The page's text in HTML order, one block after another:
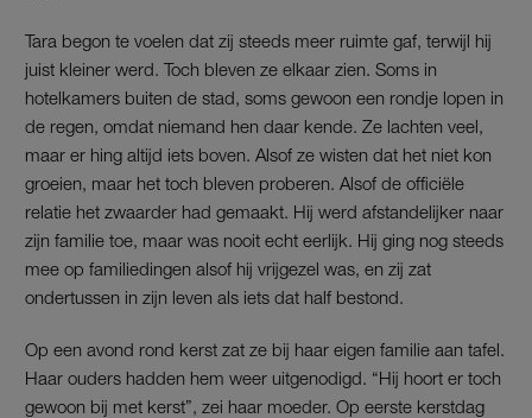
Tara begon te voelen dat zij steeds meer ruimte gaf, terwijl hij
juist kleiner werd. Toch bleven ze elkaar zien. Soms in
hotelkamers buiten de stad, soms gewoon een rondje lopen in
de regen, omdat niemand hen daar kende. Ze lachten veel,
maar er hing altijd iets boven. Alsof ze wisten dat het niet kon
groeien, maar het toch bleven proberen. Alsof de officiële
relatie het zwaarder had gemaakt. Hij werd afstandelijker naar
zijn familie toe, maar was nooit echt eerlijk. Hij ging nog steeds
mee op familiedingen alsof hij vrijgezel was, en zij zat
ondertussen in zijn leven als iets dat half bestond.
Op een avond rond kerst zat ze bij haar eigen familie aan tafel.
Haar ouders hadden hem weer uitgenodigd. “Hij hoort er toch
gewoon bij met kerst”, zei haar moeder. Op eerste kerstdag